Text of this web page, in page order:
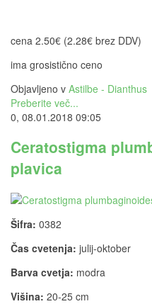
cena 2.50€ (2.28€ brez DDV)
ima grosistično ceno
Objavljeno v Astilbe - Dianthus
Preberite več...
0, 08.01.2018 09:05
Ceratostigma
plavica
Šifra: 0382
Čas cvetenja: julij-oktober
Barva cvetja: modra
Višina: 20-25 cm